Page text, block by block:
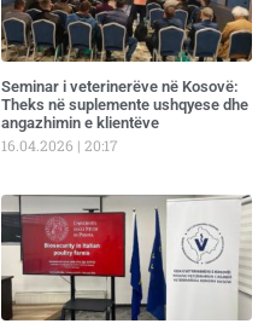
Seminar i veterinerëve në Kosovë:
Theks në suplemente ushqyese dhe
angazhimin e klientëve
16.04.2026 20:17